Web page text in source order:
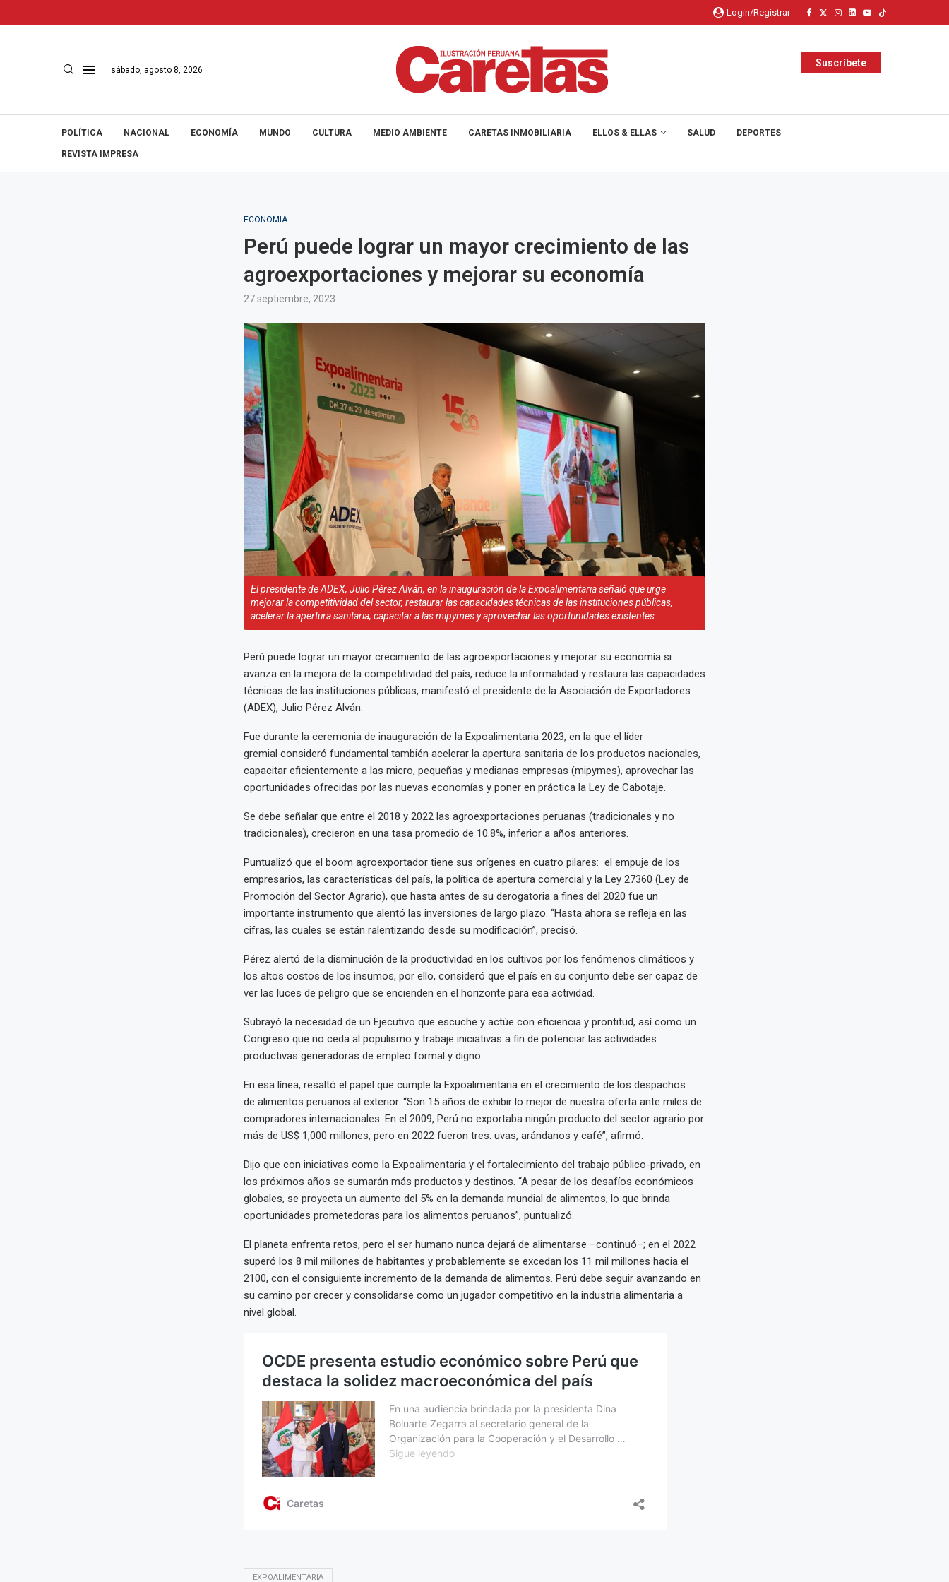
Login/Registrar
sábado, agosto 8, 2026
Suscríbete
POLÍTICA NACIONAL ECONOMÍA MUNDO CULTURA MEDIO AMBIENTE CARETAS INMOBILIARIA ELLOS & ELLAS SALUD DEPORTES
REVISTA IMPRESA
ECONOMÍA
Perú puede lograr un mayor crecimiento de las
agroexportaciones y mejorar su economía
27 septiembre, 2023
El presidente de ADEX, Julio Pérez Alván, en la inauguración de la Expoalimentaria señaló que urge
mejorar la competitividad del sector, restaurar las capacidades técnicas de las instituciones públicas,
acelerar la apertura sanitaria, capacitar a las mipymes y aprovechar las oportunidades existentes.
Perú puede lograr un mayor crecimiento de las agroexportaciones y mejorar su economía si
avanza en la mejora de la competitividad del país, reduce la informalidad y restaura las capacidades
técnicas de las instituciones públicas, manifestó el presidente de la Asociación de Exportadores
(ADEX), Julio Pérez Alván.
Fue durante la ceremonia de inauguración de la Expoalimentaria 2023, en la que el líder
gremial consideró fundamental también acelerar la apertura sanitaria de los productos nacionales,
capacitar eficientemente a las micro, pequeñas y medianas empresas (mipymes), aprovechar las
oportunidades ofrecidas por las nuevas economías y poner en práctica la Ley de Cabotaje.
Se debe señalar que entre el 2018 y 2022 las agroexportaciones peruanas (tradicionales y no
tradicionales), crecieron en una tasa promedio de 10.8%, inferior a años anteriores.
Puntualizó que el boom agroexportador tiene sus orígenes en cuatro pilares: el empuje de los
empresarios, las características del país, la política de apertura comercial y la Ley 27360 (Ley de
Promoción del Sector Agrario), que hasta antes de su derogatoria a fines del 2020 fue un
importante instrumento que alentó las inversiones de largo plazo. “Hasta ahora se refleja en las
cifras, las cuales se están ralentizando desde su modificación”, precisó.
Pérez alertó de la disminución de la productividad en los cultivos por los fenómenos climáticos y
los altos costos de los insumos, por ello, consideró que el país en su conjunto debe ser capaz de
ver las luces de peligro que se encienden en el horizonte para esa actividad.
Subrayó la necesidad de un Ejecutivo que escuche y actúe con eficiencia y prontitud, así como un
Congreso que no ceda al populismo y trabaje iniciativas a fin de potenciar las actividades
productivas generadoras de empleo formal y digno.
En esa línea, resaltó el papel que cumple la Expoalimentaria en el crecimiento de los despachos
de alimentos peruanos al exterior. “Son 15 años de exhibir lo mejor de nuestra oferta ante miles de
compradores internacionales. En el 2009, Perú no exportaba ningún producto del sector agrario por
más de US$ 1,000 millones, pero en 2022 fueron tres: uvas, arándanos y café”, afirmó.
Dijo que con iniciativas como la Expoalimentaria y el fortalecimiento del trabajo público-privado, en
los próximos años se sumarán más productos y destinos. “A pesar de los desafíos económicos
globales, se proyecta un aumento del 5% en la demanda mundial de alimentos, lo que brinda
oportunidades prometedoras para los alimentos peruanos”, puntualizó.
El planeta enfrenta retos, pero el ser humano nunca dejará de alimentarse –continuó–; en el 2022
superó los 8 mil millones de habitantes y probablemente se excedan los 11 mil millones hacia el
2100, con el consiguiente incremento de la demanda de alimentos. Perú debe seguir avanzando en
su camino por crecer y consolidarse como un jugador competitivo en la industria alimentaria a
nivel global.
EXPOALIMENTARIA